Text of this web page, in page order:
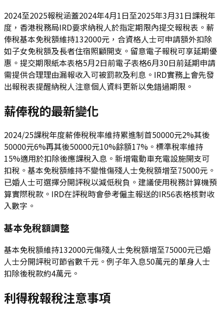
2024至2025報稅涵蓋2024年4月1日至2025年3月31日課稅年
度，香港稅務局IRD要求納稅人於指定期限內提交報稅表。薪
俸稅基本免稅額維持132000元，合資格人士可申請額外扣除
如子女免稅額及長者住宿照顧開支。留意電子報稅可享延期優
惠。提交期限紙本表格5月2日前電子表格6月30日前延期申請
需提供合理理由漏報收入可被罰款及利息。IRD實務上會先發
出報稅表提醒納稅人注意個人資料更新以免錯過期限。
薪俸稅的最新變化
2024/25課稅年度薪俸稅稅率維持累進制首50000元2%其後
50000元6%再其後50000元10%餘額17%。標準稅率維持
15%適用於扣除後應課稅入息。新增電動車充電設施開支可
扣稅。基本免稅額維持不變惟傷殘人士免稅額增至75000元。
已婚人士可選擇分開評稅以減低稅負。建議使用稅務計算機預
算實際稅款。IRD在評稅時會參考僱主報送的IR56表格核對收
入數字。
基本免稅額調整
基本免稅額維持132000元傷殘人士免稅額增至75000元已婚
人士分開評稅可節省數千元。例子年入息50萬元的單身人士
扣除後稅款約4萬元。
利得稅報稅注意事項